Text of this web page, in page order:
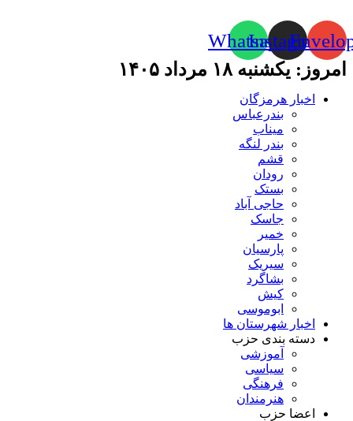
Instagram
Whatsapp
امروز: یکشنبه ۱۸ مرداد ۱۴۰۵
اخبار هرمزگان
بندرعباس
میناب
بندر لنگه
قشم
رودان
بستک
حاجی آباد
جاسک
خمیر
پارسیان
سیریک
بشاگرد
کیش
ابوموسی
اخبار شهرستان ها
دسته بندی حزب
آموزشی
سیاسی
فرهنگی
هنرمندان
اعضا حزب